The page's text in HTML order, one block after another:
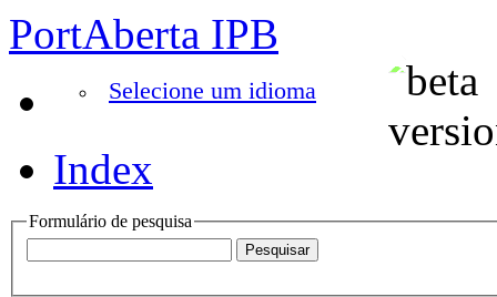
PortAberta IPB
Selecione um idioma
Index
Formulário de pesquisa